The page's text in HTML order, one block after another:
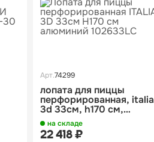
Арт.74299
лопата для пиццы
перфорированная, italia
3d 33см, h170 см,
алюминий, 1026/33lc
на складе
22 418 ₽